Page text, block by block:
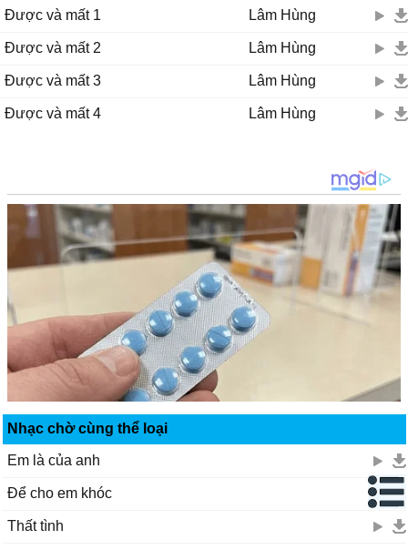
Được và mất 1 Lâm Hùng
Được và mất 2 Lâm Hùng
Được và mất 3 Lâm Hùng
Được và mất 4 Lâm Hùng
Nhạc chờ cùng thể loại
Em là của anh
Để cho em khóc
Thất tình